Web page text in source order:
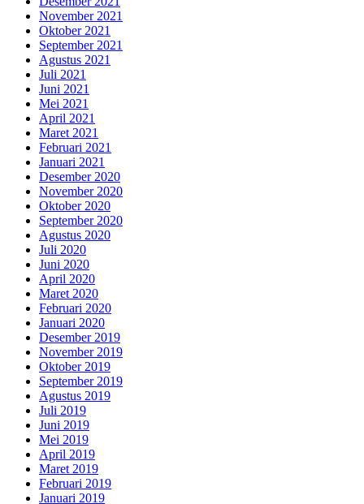
November 2021
Oktober 2021
September 2021
Agustus 2021
Juli 2021
Juni 2021
Mei 2021
April 2021
Maret 2021
Februari 2021
Januari 2021
Desember 2020
November 2020
Oktober 2020
September 2020
Agustus 2020
Juli 2020
Juni 2020
April 2020
Maret 2020
Februari 2020
Januari 2020
Desember 2019
November 2019
Oktober 2019
September 2019
Agustus 2019
Juli 2019
Juni 2019
Mei 2019
April 2019
Maret 2019
Februari 2019
Januari 2019